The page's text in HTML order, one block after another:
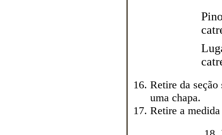
Retire da
uma chapa.
Retire a